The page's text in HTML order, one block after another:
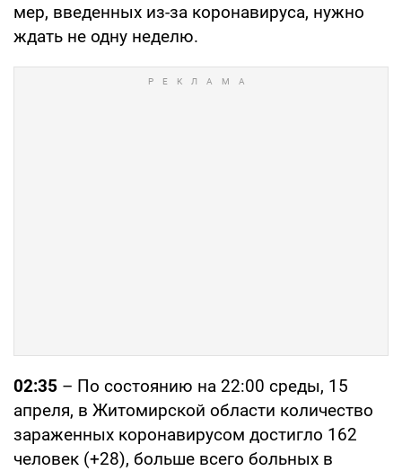
мер, введенных из-за коронавируса, нужно
ждать не одну неделю.
02:35 – По состоянию на 22:00 среды, 15
апреля, в Житомирской области количество
зараженных коронавирусом достигло 162
человек (+28), больше всего больных в